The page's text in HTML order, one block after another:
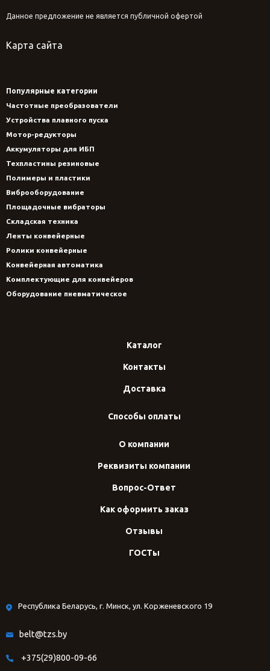
Данное предложение не является публичной офертой
Карта сайта
Популярные категории
Частотные преобразователи
Устройства плавного пуска
Мотор-редукторы
Аккумуляторы для ИБП
Техпластины резиновые
Полимеры и пластики
Виброоборудование
Площадочные вибраторы
Складская техника
Ленты конвейерные
Ролики конвейерные
Конвейерная автоматика
Комплектующие для конвейеров
Оборудование пневматическое
Каталог
Контакты
Доставка
Способы оплаты
О компании
Реквизиты компании
Вопрос-Ответ
Как оформить заказ
Отзывы
ГОСТы
Республика Беларусь, г. Минск, ул. Корженевского 19
belt@tzs.by
+375(29)800-09-66